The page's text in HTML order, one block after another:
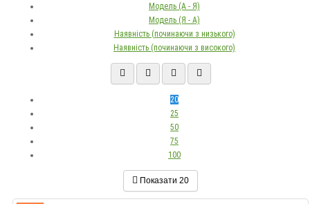
Модель (А - Я)
Модель (Я - А)
Наявність (починаючи з низького)
Наявність (починаючи з високого)
20
25
50
75
100
Показати 20